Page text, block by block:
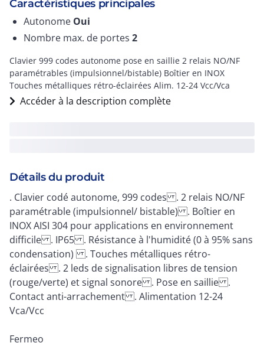
Caractéristiques principales
Autonome Oui
Nombre max. de portes 2
Clavier 999 codes autonome pose en saillie 2 relais NO/NF
paramétrables (impulsionnel/bistable) Boîtier en INOX
Touches métalliques rétro-éclairées Alim. 12-24 Vcc/Vca
Accéder à la description complète
Détails du produit
. Clavier codé autonome, 999 codes . 2 relais NO/NF
paramétrable (impulsionnel/ bistable) . Boîtier en
INOX AISI 304 pour applications en environnement
difficile . IP65 . Résistance à l'humidité (0 à 95% sans
condensation) . Touches métalliques rétro-
éclairées . 2 leds de signalisation libres de tension
(rouge/verte) et signal sonore . Pose en saillie .
Contact anti-arrachement . Alimentation 12-24
Vca/Vcc
Fermeo